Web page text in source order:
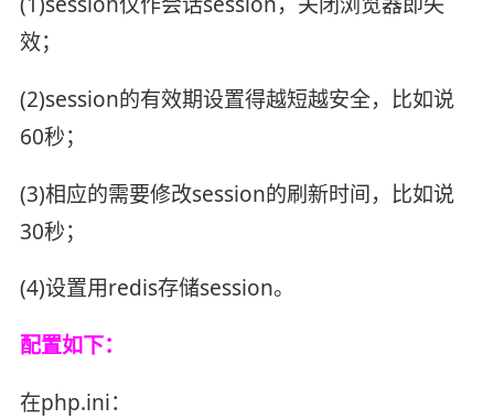
效；
(2)session的有效期设置得越短越安全，比如说
60秒；
(3)相应的需要修改session的刷新时间，比如说
30秒；
(4)设置用redis存储session。
配置如下：
在php.ini：